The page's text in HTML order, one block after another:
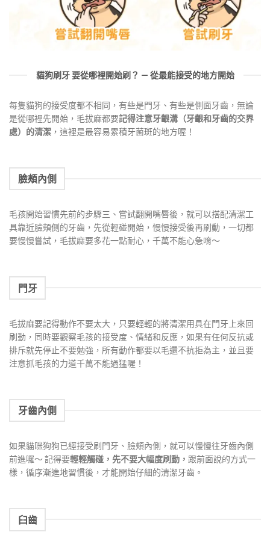
貓狗刷牙 要從哪裡開始刷？ — 從最能接受的地方開始
每隻貓狗的接受度都不相同，有些是門牙、有些是側面牙齒，無論
是從哪裡先開始，毛拔麻都要記得注意牙齦溝（牙齦和牙齒的交界
處）的清潔 ，這裡是最容易累積牙菌斑的地方喔！
臉頰內側
毛孩開始習慣先前的步驟三、嘗試翻開嘴唇後，就可以搭配清潔工
具靠近臉頰側的牙齒，先從輕碰開始，慢慢接受後再刷動，一切都
要慢慢嘗試，毛拔麻要多花一點耐心，千萬不能心急唷～
門牙
毛拔麻要記得動作不要太大，只要輕輕的將清潔用具在門牙上來回
刷動，同時要觀察毛孩的接受度、情緒和反應，如果有任何反抗或
排斥就先停止不要勉強，所有動作都要以毛還不抗拒為主，並且要
注意抓毛孩的力道千萬不能過猛喔！
牙齒內側
如果貓咪狗狗已經接受刷門牙、臉頰內側，就可以慢慢往牙齒內側
前進囉～ 記得要輕輕觸碰，先不要大幅度刷動， 跟前面說的方式一
樣，循序漸進地習慣後，才能開始仔細的清潔牙齒。
臼齒